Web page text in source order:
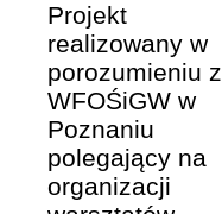
Projekt
realizowany w
porozumieniu z
WFOŚiGW w
Poznaniu
polegający na
organizacji